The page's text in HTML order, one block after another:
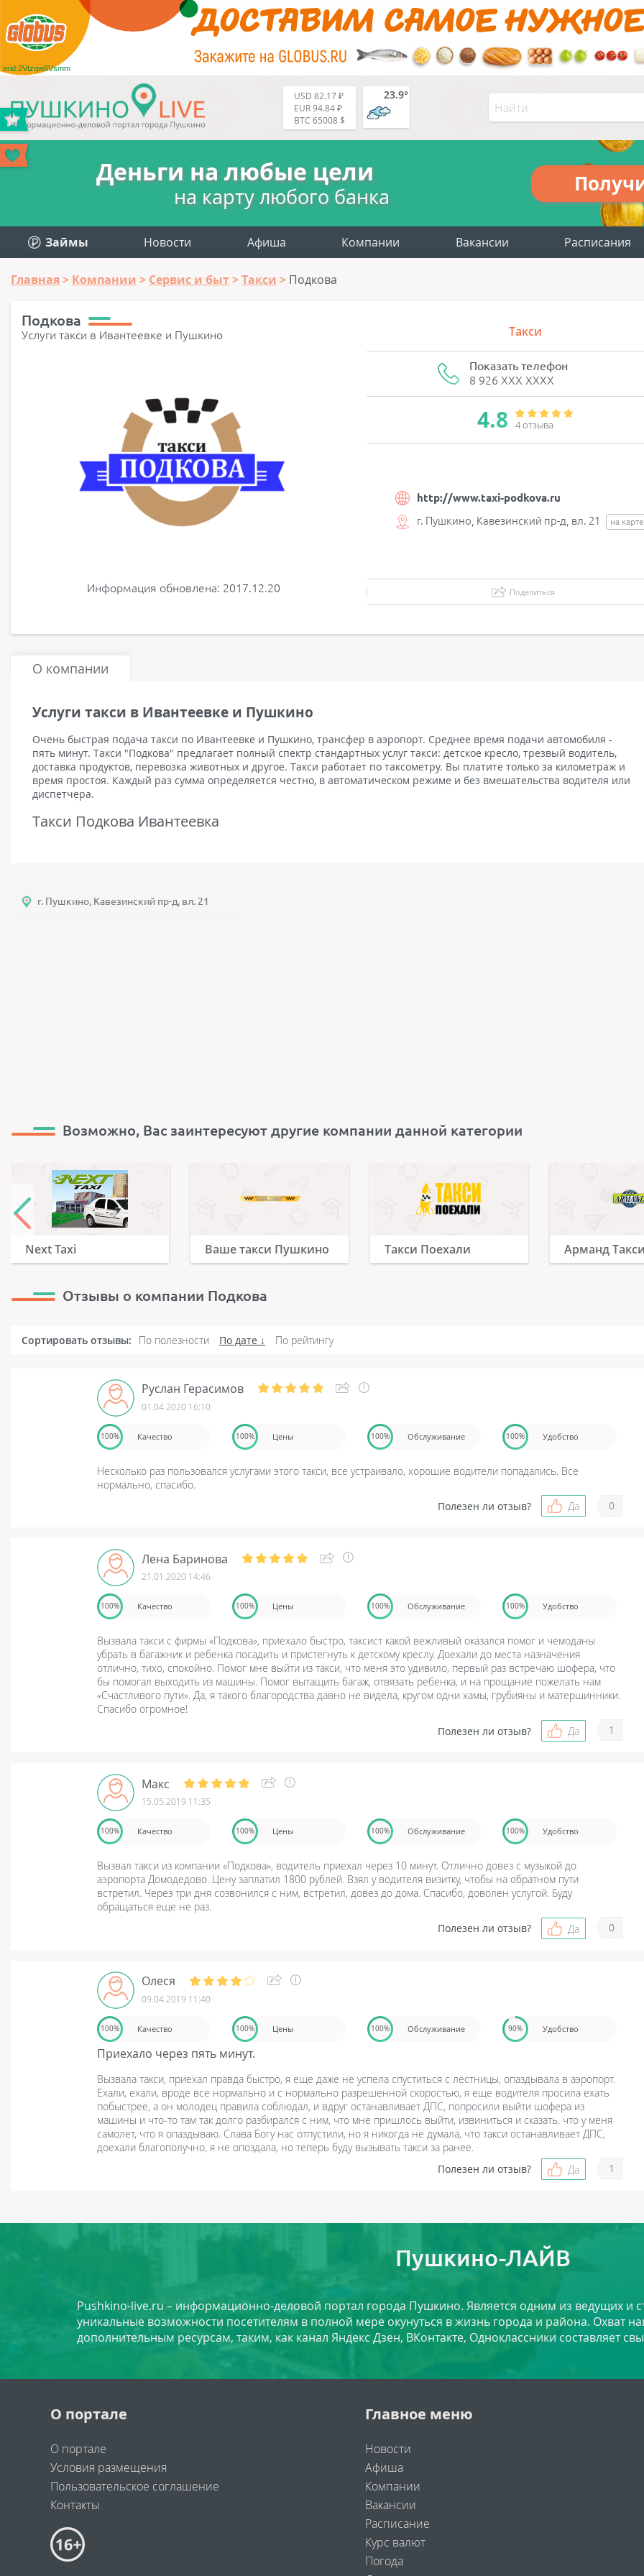
erid:2Vtzqw6Vsmm
USD 82.17 ₽
EUR 94.84 ₽
BTC 65008 $
23.9°
Деньги на любые цели
на карту любого банка
Займы Новости Афиша Компании Вакансии Расписания
Главная Компании Сервис и быт Такси Подкова
Подкова
Услуги такси в Ивантеевке и Пушкино
Информация обновлена: 2017.12.20
Такси
Показать телефон
8 926 XXX XXXX
4.8 4 отзывa
http://www.taxi-podkova.ru
г. Пушкино, Кавезинский пр-д, вл. 21
на карте
Поделиться
О компании
Услуги такси в Ивантеевке и Пушкино
Очень быстрая подача такси по Ивантеевке и Пушкино, трансфер в аэропорт. Среднее время подачи автомобиля -
пять минут. Такси "Подкова" предлагает полный спектр стандартных услуг такси: детское кресло, трезвый водитель,
доставка продуктов, перевозка животных и другое. Такси работает по таксометру. Вы платите только за километраж и
время простоя. Каждый раз сумма определяется честно, в автоматическом режиме и без вмешательства водителя или
диспетчера.
Такси Подкова Ивантеевка
г. Пушкино, Кавезинский пр-д, вл. 21
Возможно, Вас заинтересуют другие компании данной категории
Next Taxi Ваше такси Пушкино Такси Поехали Арманд Такси
Отзывы о компании Подкова
Сортировать отзывы: По полезности По дате По рейтингу
Руслан Герасимов
01.04.2020 16:10
100% Качество 100% Цены 100% Обслуживание 100% Удобство
Несколько раз пользовался услугами этого такси, все устраивало, хорошие водители попадались. Все
нормально, спасибо.
Полезен ли отзыв?
Да 0
Лена Баринова
21.01.2020 14:46
100% Качество 100% Цены 100% Обслуживание 100% Удобство
Вызвала такси с фирмы «Подкова», приехало быстро, таксист какой вежливый оказался помог и чемоданы
убрать в багажник и ребенка посадить и пристегнуть к детскому креслу. Доехали до места назначения
отлично, тихо, спокойно. Помог мне выйти из такси, что меня это удивило, первый раз встречаю шофера, что
бы помогал выходить из машины. Помог вытащить багаж, отвязать ребенка, и на прощание пожелать нам
«Счастливого пути». Да, я такого благородства давно не видела, кругом одни хамы, грубияны и матершинники.
Спасибо огромное!
Полезен ли отзыв?
Да 1
Макс
15.05.2019 11:35
100% Качество 100% Цены 100% Обслуживание 100% Удобство
Вызвал такси из компании «Подкова», водитель приехал через 10 минут. Отлично довез с музыкой до
аэропорта Домодедово. Цену заплатил 1800 рублей. Взял у водителя визитку, чтобы на обратном пути
встретил. Через три дня созвонился с ним, встретил, довез до дома. Спасибо, доволен услугой. Буду
обращаться еще не раз.
Полезен ли отзыв?
Да 0
Олеся
09.04.2019 11:40
100% Качество 100% Цены 100% Обслуживание 90% Удобство
Приехало через пять минут.
Вызвала такси, приехал правда быстро, я еще даже не успела спуститься с лестницы, опаздывала в аэропорт.
Ехали, ехали, вроде все нормально и с нормально разрешенной скоростью, я еще водителя просила ехать
побыстрее, а он молодец правила соблюдал, и вдруг останавливает ДПС, попросили выйти шофера из
машины и что-то там так долго разбирался с ним, что мне пришлось выйти, извиниться и сказать, что у меня
самолет, что я опаздываю. Слава Богу нас отпустили, но я никогда не думала, что такси останавливает ДПС,
доехали благополучно, я не опоздала, но теперь буду вызывать такси за ранее.
Полезен ли отзыв?
Да 1
Пушкино-ЛАЙВ
Pushkino-live.ru – информационно-деловой портал города Пушкино. Является одним из ведущих и
уникальные возможности посетителям в полной мере окунуться в жизнь города и района. Охват
дополнительным ресурсам, таким, как канал Яндекс Дзен, ВКонтакте, Одноклассники составляет
О портале
О портале
Условия размещения
Пользовательское соглашение
Контакты
Главное меню
Новости
Афиша
Компании
Вакансии
Расписание
Курс валют
Погода